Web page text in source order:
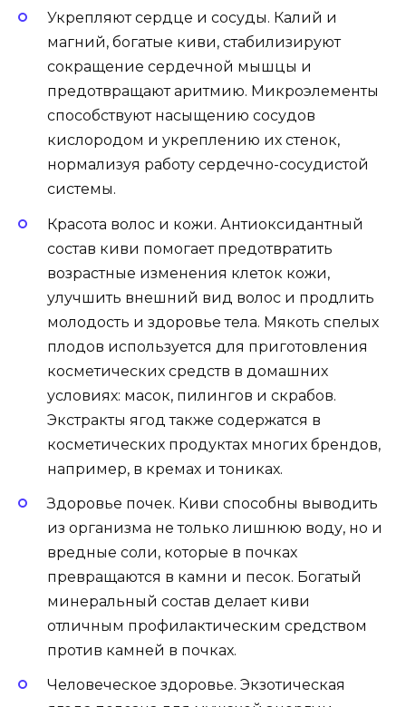
Укрепляют сердце и сосуды. Калий и
магний, богатые киви, стабилизируют
сокращение сердечной мышцы и
предотвращают аритмию. Микроэлементы
способствуют насыщению сосудов
кислородом и укреплению их стенок,
нормализуя работу сердечно-сосудистой
системы.
Красота волос и кожи. Антиоксидантный
состав киви помогает предотвратить
возрастные изменения клеток кожи,
улучшить внешний вид волос и продлить
молодость и здоровье тела. Мякоть спелых
плодов используется для приготовления
косметических средств в домашних
условиях: масок, пилингов и скрабов.
Экстракты ягод также содержатся в
косметических продуктах многих брендов,
например, в кремах и тониках.
Здоровье почек. Киви способны выводить
из организма не только лишнюю воду, но и
вредные соли, которые в почках
превращаются в камни и песок. Богатый
минеральный состав делает киви
отличным профилактическим средством
против камней в почках.
Человеческое здоровье. Экзотическая